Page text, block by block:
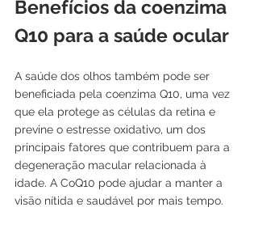
Benefícios da coenzima
Q10 para a saúde ocular
A saúde dos olhos também pode ser
beneficiada pela coenzima Q10, uma vez
que ela protege as células da retina e
previne o estresse oxidativo, um dos
principais fatores que contribuem para a
degeneração macular relacionada à
idade. A CoQ10 pode ajudar a manter a
visão nítida e saudável por mais tempo.